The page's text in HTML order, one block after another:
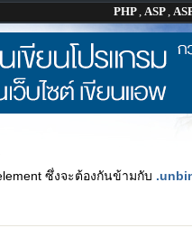
PHP, ASP,
ซึ่งจะต้องกันข้ามกับ